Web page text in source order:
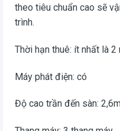
theo tiêu chuẩn cao sẽ
trình.
Thời hạn thuê: ít nhất là 2
Máy phát điện: có
Độ cao trần đến sàn: